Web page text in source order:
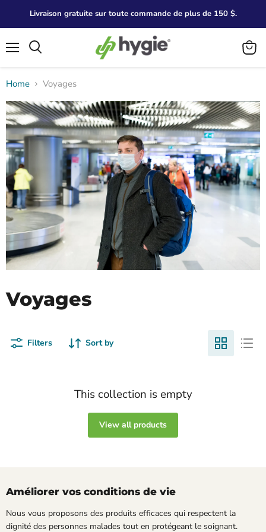
Livraison gratuite sur toute commande de plus de 150 $.
View
Home Voyages
Voyages
Filters Sort by
This collection is empty
View all products
Améliorer vos conditions de vie
Nous vous proposons des produits efficaces qui respectent la
dignité des personnes malades tout en protégeant le soignant.